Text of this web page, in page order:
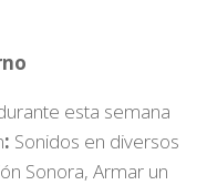
esta semana
: Sonidos en diversos
Sonora, Armar un